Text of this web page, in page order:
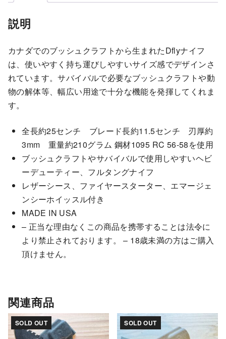
説明
カナダでのブッシュクラフトから生まれたDflyナイフ
は、使いやすく持ち運びしやすいサイズ感でデザインさ
れています。サバイバルで必要なブッシュクラフトや動
物の解体等、幅広い用途で十分な機能を発揮してくれま
す。
全長約25センチ ブレード長約11.5センチ 刃厚約
3mm 重量約210グラム 鋼材1095 RC 56-58を使用
ブッシュクラフトやサバイバルで使用しやすいヘビ
ーデューティー、フルタングナイフ
レザーシース、ファイヤースターター、エマージェ
ンシーホイッスル付き
MADE IN USA
– 正当な理由なくこの商品を携帯することは法令に
より禁止されております。 – 18歳未満の方はご購入
頂けません。
関連商品
SOLD OUT SOLD OUT